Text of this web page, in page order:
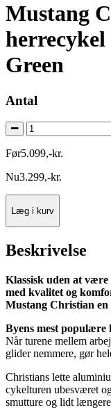
Mustang
herrecykel
Green
Antal
Før5.099,-kr.
Nu3.299,-kr.
Læg i kurv
Beskrivelse
Klassisk uden at
med kvalitet og
Mustang Christian en
Byens mest populære
Når turene mellem
glider nemmere, gør
Christians lette
cykelturen ubesværet
smutture og lidt